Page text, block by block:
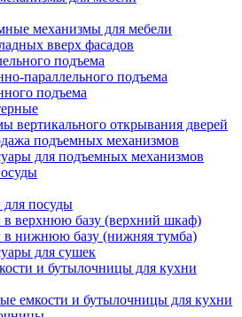
механизмы для мебели
вверх фасадов
подъема
параллельного подъема
подъема
вертикального открывания дверей
подъемных механизмов
для подъемных механизмов
посуды
верхнюю базу (верхний шкаф)
нижнюю базу (нижняя тумба)
для сушек
и бутылочницы для кухни
емкости и бутылочницы для кухни